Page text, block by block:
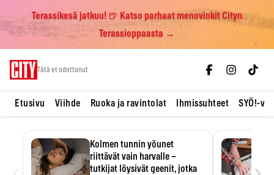
Terassikesä jatkuu! 🍺 Katso parhaat menovinkit Cityn
Terassioppaasta →
Tätä et odottanut
Etusivu Viihde Ruoka ja ravintolat Ihmissuhteet SYÖ!-
Kolmen tunnin yöunet
riittävät vain harvalle –
tutkijat löysivät geenit, jotka